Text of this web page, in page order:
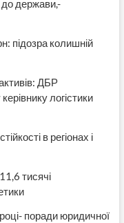
до держави,-
підозра колишній
ДБР
логістики
в регіонах і
тисячі
поради юридичної